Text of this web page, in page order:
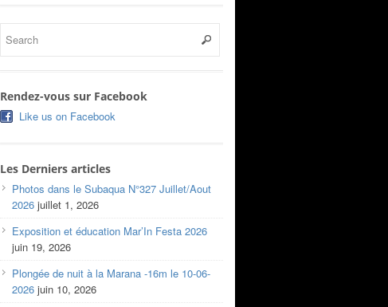
Rendez-vous sur Facebook
Like us on Facebook
Les Derniers articles
Photos dans le Subaqua N°327 Juillet/Aout
2026 juillet 1, 2026
Exposition et éducation Mar’In Festa 2026
juin 19, 2026
Plongée de nuit à la Marana -16m le 10-06-
2026 juin 10, 2026